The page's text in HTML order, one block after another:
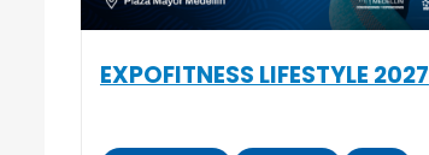
EXPOFITNESS LIFESTYLE 2027